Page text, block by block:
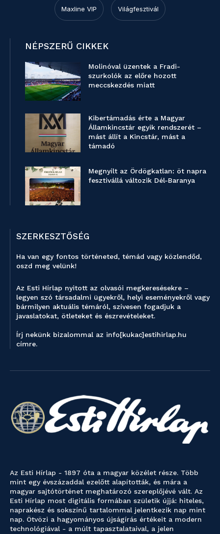
Maxline VIP Világfesztivál
NÉPSZERŰ CIKKEK
Molinóval üzentek a Fradi-
szurkolók az előre hozott
meccskezdés miatt
Kibertámadás érte a Magyar
Államkincstár egyik rendszerét –
mást állít a Kincstár, mást a
támadó
Megnyílt az Ördögkatlan: öt napra
fesztivállá változik Dél-Baranya
SZERKESZTŐSÉG
Ha van egy fontos történeted, témád vagy közlendőd,
oszd meg velünk!
Az Esti Hírlap nyitott az olvasói megkeresésekre –
legyen szó társadalmi ügyekről, helyi eseményekről vagy
bármilyen aktuális témáról, szívesen fogadjuk a
javaslatokat, ötleteket és észrevételeket.
Írj nekünk bizalommal az info[kukac]estihirlap.hu
címre.
Az Esti Hírlap - 1897 óta a magyar közélet része. Több
mint egy évszázaddal ezelőtt alapították, és mára a
magyar sajtótörténet meghatározó szereplőjévé vált. Az
Esti Hírlap most digitális formában születik újjá: hiteles,
naprakész és sokszínű tartalommal jelentkezik nap mint
nap. Ötvözi a hagyományos újságírás értékeit a modern
technológiával - a múlt tapasztalataival, a jelen